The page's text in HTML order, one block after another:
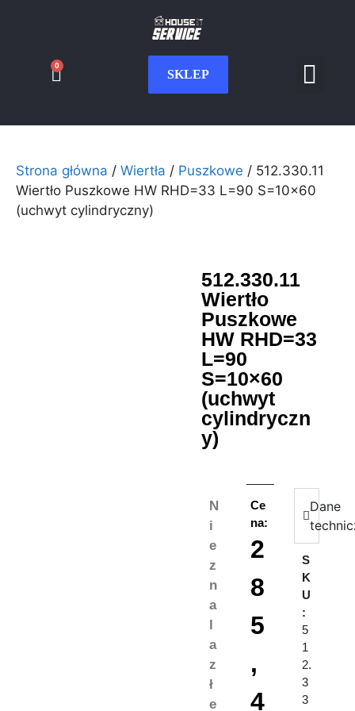
SKLEP
0
Strona główna / Wiertła / Puszkowe / 512.330.11
Wiertło Puszkowe HW RHD=33 L=90 S=10×60
(uchwyt cylindryczny)
512.330.11
Wiertło
Puszkowe
HW RHD=33
L=90
S=10×60
(uchwyt
cylindryczn
y)
N
i
e
z
n
a
l
a
z
ł
e
Ce
na:
2
8
5
,
4
Dane
S
K
U
:
5
1
2.
3
3